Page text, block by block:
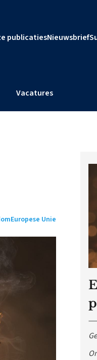
publicatiesNieuwsbrief
Vacatures
Europese Unie